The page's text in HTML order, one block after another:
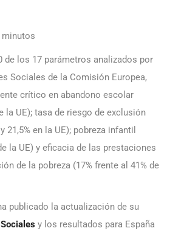
minutos
de los 17 parámetros analizados por
Sociales de la Comisión Europea,
crítico en abandono escolar
la UE); tasa de riesgo de exclusión
21,5% en la UE); pobreza infantil
la UE) y eficacia de las prestaciones
de la pobreza (17% frente al 41% de
publicado la actualización de su
y los resultados para España